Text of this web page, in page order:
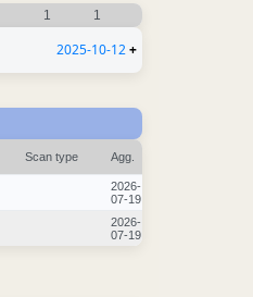
1 1
2025-10-12+
Scan type Agg.
2026-
07-19
2026-
07-19